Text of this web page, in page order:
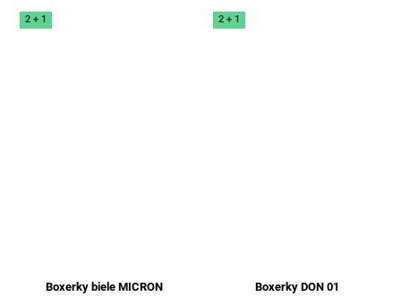
2 + 1
Boxerky biele MICRON
2 + 1
Boxerky DON 01